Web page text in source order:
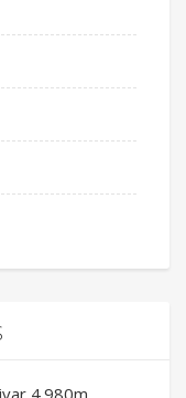
4.980m